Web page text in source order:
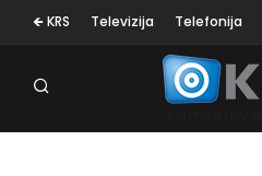
🡸 KRS Televizija Telefonija